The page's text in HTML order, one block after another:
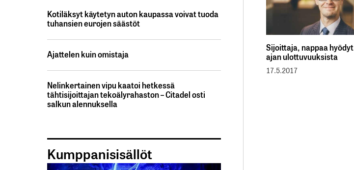
Sijoittaja, nappaa hyödyt
ajan ulottuvuuksista
17.5.2017
Kotiläksyt käytetyn auton kaupassa voivat tuoda
tuhansien eurojen säästöt
Ajattelen kuin omistaja
Nelinkertainen vipu kaatoi hetkessä
tähtisijoittajan tekoälyrahaston – Citadel osti
salkun alennuksella
Kumppanisisällöt